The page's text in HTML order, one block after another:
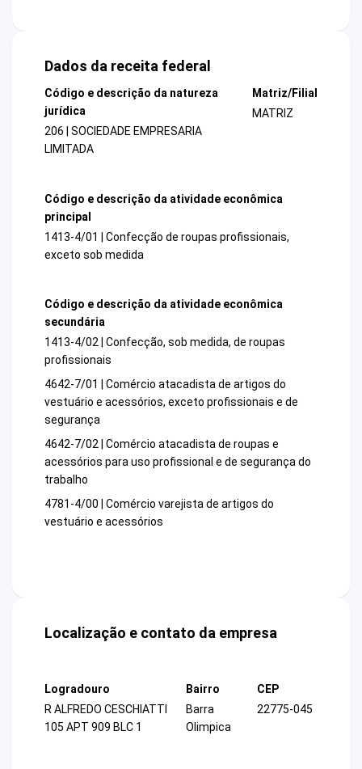
Dados da receita federal
Código e descrição da natureza
jurídica
206 | SOCIEDADE EMPRESARIA
LIMITADA
Matriz/Filial
MATRIZ
Código e descrição da atividade econômica
principal
1413-4/01 | Confecção de roupas profissionais,
exceto sob medida
Código e descrição da atividade econômica
secundária
1413-4/02 | Confecção, sob medida, de roupas
profissionais
4642-7/01 | Comércio atacadista de artigos do
vestuário e acessórios, exceto profissionais e de
segurança
4642-7/02 | Comércio atacadista de roupas e
acessórios para uso profissional e de segurança do
trabalho
4781-4/00 | Comércio varejista de artigos do
vestuário e acessórios
Localização e contato da empresa
Logradouro
R ALFREDO CESCHIATTI
105 APT 909 BLC 1
Bairro
Barra
Olimpica
CEP
22775-045